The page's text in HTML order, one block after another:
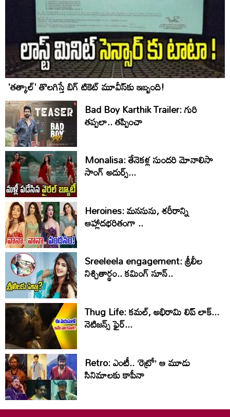
'తత్కాల్' తొలగిస్తే బిగ్ టికెట్ మూవీస్‌కు ఇబ్బంది!
Bad Boy Karthik Trailer: గురి
తప్పలా.. తప్పించా
Monalisa: తేనెకళ్ల సుందరి మోనాలిసా
సాంగ్ అదుర్స్...
Heroines: మనసును, శరీరాన్ని
ఆహ్లాదభరితంగా ..
Sreeleela engagement: శ్రీలీల
నిశ్చితార్థం.. కమింగ్‌ సూన్‌..
Thug Life: కమల్, అభిరామి లిప్ లాక్...
నెటిజన్స్ ఫైర్...
Retro: ఎంటీ.. ‘రెట్రో’ ఆ మూడు
సినిమాలకు కాపీనా